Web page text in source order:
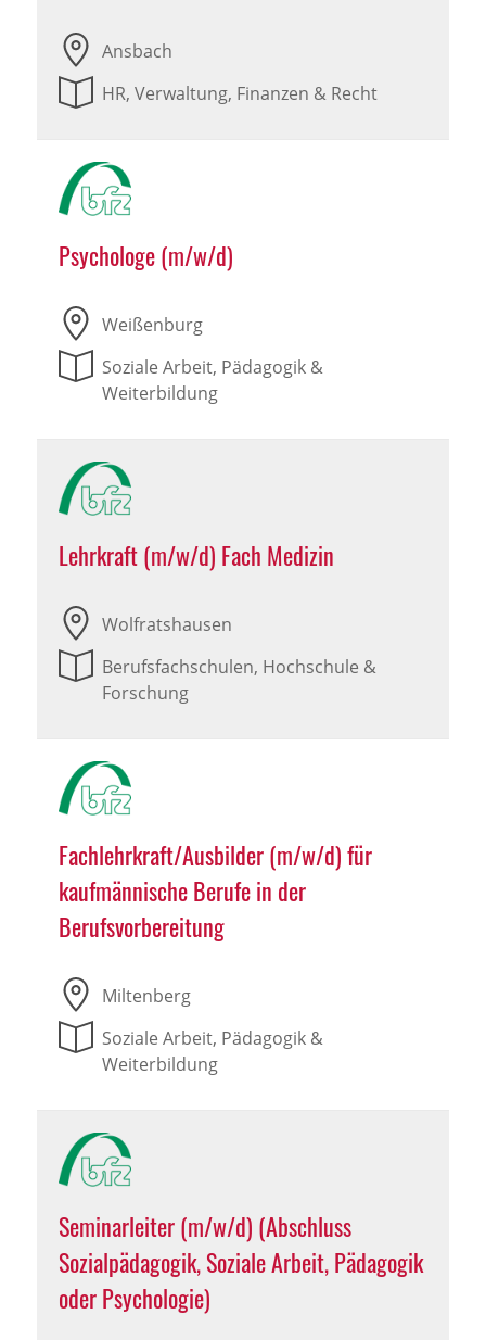
Ansbach
HR, Verwaltung, Finanzen & Recht
Psychologe (m/w/d)
Weißenburg
Soziale Arbeit, Pädagogik &
Weiterbildung
Lehrkraft (m/w/d) Fach Medizin
Wolfratshausen
Berufsfachschulen, Hochschule &
Forschung
Fachlehrkraft/Ausbilder (m/w/d) für
kaufmännische Berufe in der
Berufsvorbereitung
Miltenberg
Soziale Arbeit, Pädagogik &
Weiterbildung
Seminarleiter (m/w/d) (Abschluss
Sozialpädagogik, Soziale Arbeit, Pädagogik
oder Psychologie)